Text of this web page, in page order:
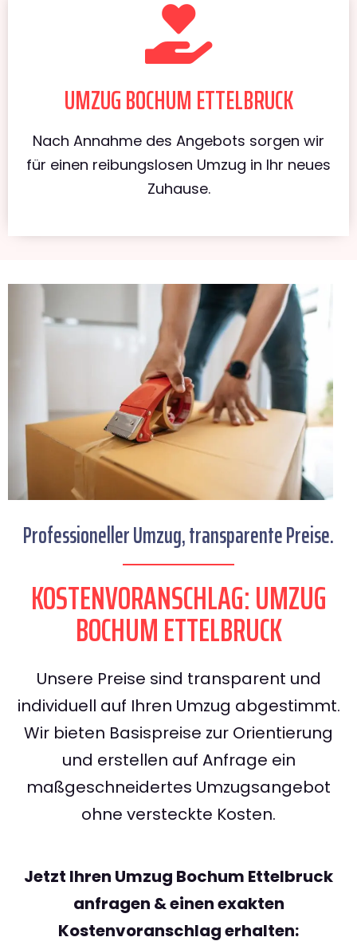
UMZUG BOCHUM ETTELBRUCK
Nach Annahme des Angebots sorgen wir
für einen reibungslosen Umzug in Ihr neues
Zuhause.
Professioneller Umzug, transparente Preise.
KOSTENVORANSCHLAG: UMZUG
BOCHUM ETTELBRUCK
Unsere Preise sind transparent und
individuell auf Ihren Umzug abgestimmt.
Wir bieten Basispreise zur Orientierung
und erstellen auf Anfrage ein
maßgeschneidertes Umzugsangebot
ohne versteckte Kosten.
Jetzt Ihren Umzug Bochum Ettelbruck
anfragen & einen exakten
Kostenvoranschlag erhalten: